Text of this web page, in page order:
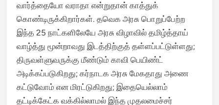
வார்த்தையோ வராதா என்றுதான் காத்துக்
கொண்டிருக்கிறார்கள். தவெக அரசு பொறுப்பேற்ற
இந்த 25 நாட்களிலேயே அரசு விழாவில் தமிழ்த்தாய்
வாழ்த்து மூன்றாவது இடத்திற்குத் தள்ளப்பட்டுள்ளது;
திருவள்ளுவருக்கு மீண்டும் காவி பெயிண்ட்
அடிக்கப்படுகிறது; கர்நாடக அரசு மேகதாது அணை
கட்டுவோம் என மிரட்டுகிறது; இதையெல்லாம்
தட்டிக்கேட்க வக்கில்லாமல் இந்த முதலமைச்சர்